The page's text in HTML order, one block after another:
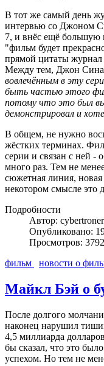
В тот же самый день
интервью со Джоном
7, и внёс ещё большую
"фильм будет
прямой цитаты журнал
Между тем, Джон Сина
вовлечённым в эту
быть частью этого
потому что это был
демонстрировал и
В общем, не нужно
жёстких терминах.
серии и связан с ней -
много раз. Тем не
сюжетная линия,
некотором смысле это
Подробности
Автор: cybertroner
Опубликовано:
Просмотров: 3792
фильм
новости о
Майкл Бэй о
После долгого
наконец нарушил
4,5 миллиарда
бы сказал, что это
успехом. Но тем не